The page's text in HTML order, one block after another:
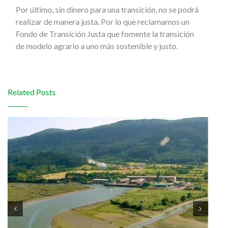
Por último, sin dinero para una transición, no se podrá
realizar de manera justa. Por lo que reclamamos un
Fondo de Transición Justa que fomente la transición
de modelo agrario a uno más sostenible y justo.
Related Posts